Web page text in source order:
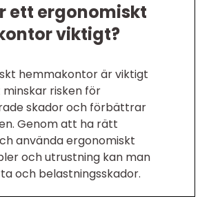
ett ergonomiskt
viktigt?
hemmakontor är viktigt
risken för
skador och förbättrar
Genom att ha rätt
använda ergonomiskt
och utrustning kan man
och belastningsskador.